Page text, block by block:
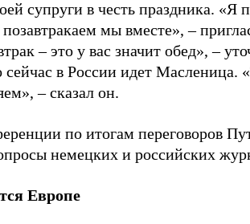
супруги в честь праздника. «Я
мы вместе», –
– это у вас значит обед», –
в России идет Масленица.
– сказал он.
по итогам переговоров
немецких и российских
Европе